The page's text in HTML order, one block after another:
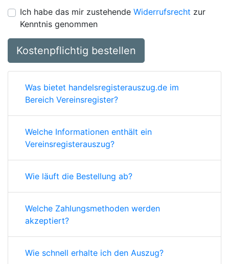
Ich habe das mir zustehende Widerrufsrecht zur
Kenntnis genommen
Kostenpflichtig bestellen
Was bietet handelsregisterauszug.de im
Bereich Vereinsregister?
Welche Informationen enthält ein
Vereinsregisterauszug?
Wie läuft die Bestellung ab?
Welche Zahlungsmethoden werden
akzeptiert?
Wie schnell erhalte ich den Auszug?